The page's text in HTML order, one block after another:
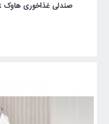
صندلی غذاخوری هاوک Hauck مدل Sit N Relax Bear کد 665220